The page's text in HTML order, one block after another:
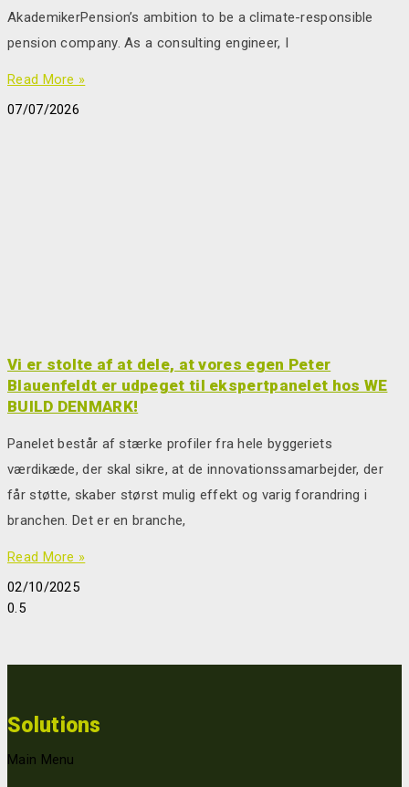
AkademikerPension’s ambition to be a climate-responsible
pension company. As a consulting engineer, I
Read More »
07/07/2026
Vi er stolte af at dele, at vores egen Peter
Blauenfeldt er udpeget til ekspertpanelet hos WE
BUILD DENMARK!
Panelet består af stærke profiler fra hele byggeriets
værdikæde, der skal sikre, at de innovationssamarbejder, der
får støtte, skaber størst mulig effekt og varig forandring i
branchen. Det er en branche,
Read More »
02/10/2025
Solutions
Main Menu